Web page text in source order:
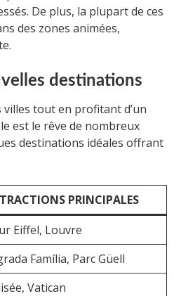
De plus, la plupart de ces
des zones animées,
destinations
tout en profitant d’un
est le rêve de nombreux
destinations idéales offrant
PRINCIPALES
Eiffel, Louvre
Família, Parc Güell
Vatican